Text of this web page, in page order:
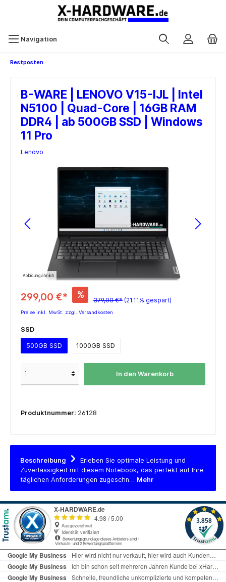
Navigation
Restposten
B-WARE | LENOVO V15-IJL | Intel
N5100 | Quad-Core | 16GB RAM
DDR4 | ab 500GB SSD | Windows
11 Pro
Lenovo
Abbildung ähnlich
299,00 €* %
379,00 €* (21.11% gespart)
Preise inkl. MwSt. zzgl. Versandkosten
SSD
500GB SSD 1000GB SSD
In den Warenkorb
Produktnummer: 26128
Beschreibung
Erleben Sie optimale Leistung und
Zuverlässigkeit mit diesem Notebook, das perfekt auf Ihre
täglichen Anforderungen zugeschn… Mehr